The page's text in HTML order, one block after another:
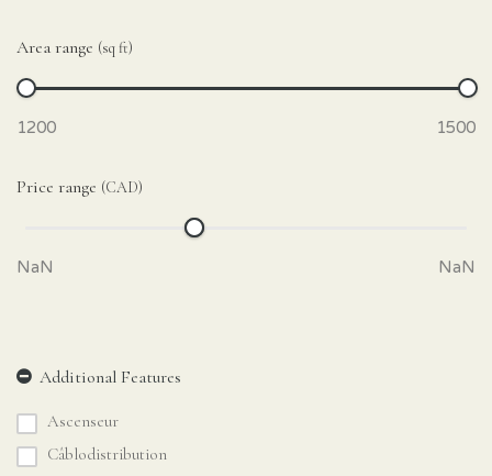
Area range (sq ft)
Price range (CAD)
Ascenseur
Câblodistribution